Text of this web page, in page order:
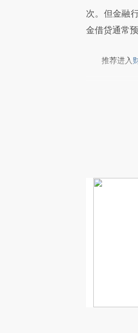
次。但金融
金借贷通常
推荐进入